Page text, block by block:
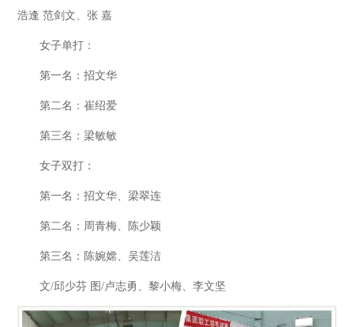
浩逢 范剑文、张 嘉
女子单打：
第一名：招文华
第二名：崔绍爱
第三名：梁敏敏
女子双打：
第一名：招文华、梁翠连
第二名：周青梅、陈少颖
第三名：陈婉嫦、吴莲洁
文/邱少芬 图/卢志勇、黎小梅、李文坚